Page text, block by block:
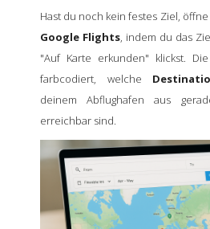
Hast du noch kein festes Ziel,
Google Flights, indem du das
"Auf Karte erkunden" klickst.
farbcodiert, welche
deinem Abflughafen aus
erreichbar sind.